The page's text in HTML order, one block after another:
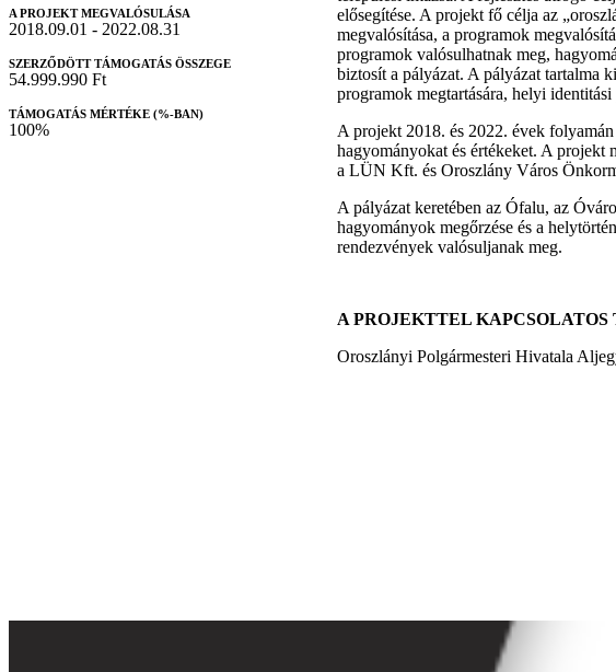
A PROJEKT MEGVALÓSULÁSA
2018.09.01 - 2022.08.31
SZERZŐDÖTT TÁMOGATÁS ÖSSZEGE
54.999.990 Ft
TÁMOGATÁS MÉRTÉKE (%-BAN)
100%
elősegítése. A projekt fő célja az
megvalósítása, a programok
programok valósulhatnak meg,
biztosít a pályázat. A pályázat tartalma
programok megtartására, helyi
A projekt 2018. és 2022. évek
hagyományokat és értékeket. A projekt
a LÜN Kft. és Oroszlány Város
A pályázat keretében az Ófalu, az
hagyományok megőrzése és a
rendezvények valósuljanak meg.
A PROJEKTTEL
Oroszlányi Polgármesteri Hivatala